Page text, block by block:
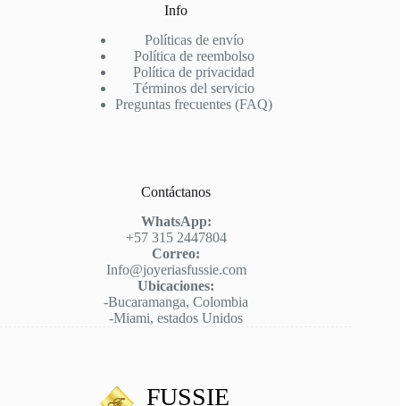
Info
Políticas de envío
Política de reembolso
Política de privacidad
Términos del servicio
Preguntas frecuentes (FAQ)
Contáctanos
WhatsApp:
+57 315 2447804
Correo:
Info@joyeriasfussie.com
Ubicaciones:
-Bucaramanga, Colombia
-Miami, estados Unidos